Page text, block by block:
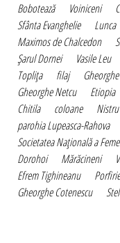
Bobotează Voiniceni
Sfânta Evanghelie
Lunca
Maximos de Chalcedon
Şarul Dornei
Vasile Leu
Topliţa
filaj
Gheorghe Netcu
Etiopia
Chitila
coloane Nistru
parohia Lupeasca-Rahova
Societatea Naţională a
Dorohoi
Mărăcineni
Efrem Tighineanu
Gheorghe Cotenescu